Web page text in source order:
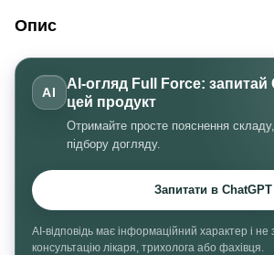
Опис
AI
AI-огляд Full Force: запитай
цей продукт
Отримайте просте пояснення
підбору догляду.
Запитати в ChatGPT
AI-відповідь має інформаційний характер і не
консультацію лікаря, трихолога або фахівця.